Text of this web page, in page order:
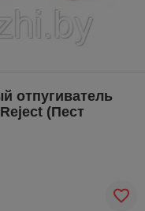
отпугиватель
(Пест